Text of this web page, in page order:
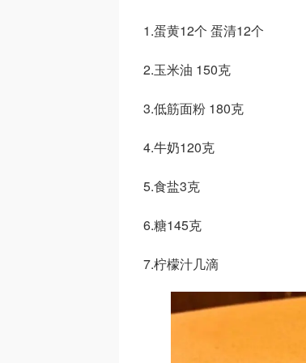
1.蛋黄12个 蛋清12个
2.玉米油 150克
3.低筋面粉 180克
4.牛奶120克
5.食盐3克
6.糖145克
7.柠檬汁几滴